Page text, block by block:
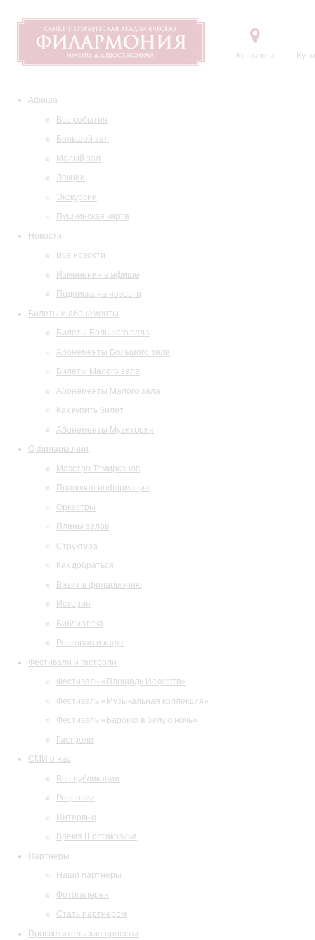
Контакты
Афиша
Все события
Большой зал
Малый зал
Лекции
Экскурсии
Пушкинская карта
Новости
Все новости
Изменения в афише
Подписка на новости
Билеты и абонементы
Билеты Большого зала
Абонементы Большого зала
Билеты Малого зала
Абонементы Малого зала
Как купить билет
Абонементы Музитория
О филармонии
Маэстро Темирканов
Правовая информация
Оркестры
Планы залов
Структура
Как добраться
Визит в филармонию
История
Библиотека
Ресторан и кафе
Фестивали и гастроли
Фестиваль «Площадь Искусств»
Фестиваль «Музыкальная коллекция»
Фестиваль «Барокко в белую ночь»
Гастроли
СМИ о нас
Все публикации
Рецензии
Интервью
Время Шостаковича
Партнеры
Наши партнеры
Фотогалерея
Стать партнером
Просветительские проекты